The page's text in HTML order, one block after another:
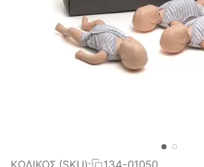
ΚΩΔΙΚΟΣ (SKU): 134-01050